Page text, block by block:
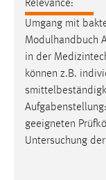
Relevance:
Umgang mit
Modulhandbuch
in der
können z.B.
geeigneten
Untersuchung